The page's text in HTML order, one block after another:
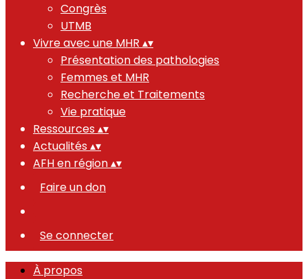
Congrès
UTMB
Vivre avec une MHR ▴▾
Présentation des pathologies
Femmes et MHR
Recherche et Traitements
Vie pratique
Ressources ▴▾
Actualités ▴▾
AFH en région▴▾
Faire un don
Se connecter
À propos